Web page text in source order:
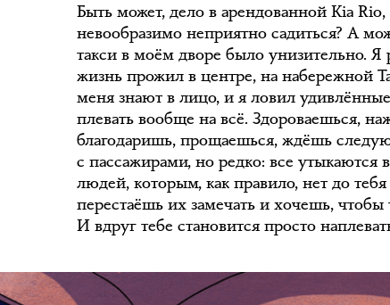
Быть может, дело в арендованной Kia
невообразимо неприятно садиться? А
такси в моём дворе было унизительно.
жизнь прожил в центре, на набережной
меня знают в лицо, и я ловил
плевать вообще на всё. Здороваешься,
благодаришь, прощаешься, ждёшь
с пассажирами, но редко: все утыкаются
людей, которым, как правило, нет до
перестаёшь их замечать и хочешь, чтобы
И вдруг тебе становится просто